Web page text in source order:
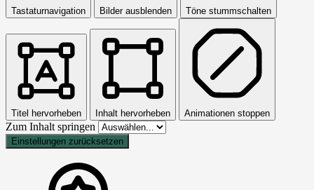
Tastaturnavigation Bilder ausblenden Töne stummschalten
Titel hervorheben Inhalt hervorheben Animationen stoppen
Zum Inhalt springen
Einstellungen zurücksetzen